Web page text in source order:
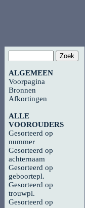
ALGEMEEN
Voorpagina
Bronnen
Afkortingen
ALLE
VOOROUDERS
Gesorteerd op
nummer
Gesorteerd op
achternaam
Gesorteerd op
geboortepl.
Gesorteerd op
trouwpl.
Gesorteerd op